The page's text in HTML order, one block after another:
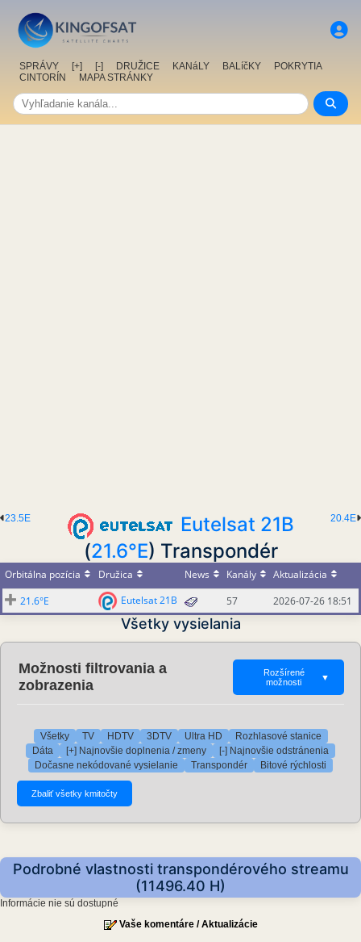
SPRÁVY [+] [-] DRUŽICE KANáLY BALíčKY
POKRYTIA
CINTORÍN
MAPA STRÁNKY
20.4E
23.5E
Eutelsat 21B
(21.6°E) Transpondér
Orbitálna pozícia Družica News Kanály
Aktualizácia
21.6°E
Eutelsat 21B 57 2026-07-26 18:51
Všetky vysielania
Možnosti filtrovania a
zobrazenia
Rozšírené
možnosti
▼
Všetky TV HDTV 3DTV Ultra HD
Rozhlasové stanice
Dáta
[+] Najnovšie doplnenia / zmeny
[-] Najnovšie odstránenia
Dočasne nekódované vysielanie
Transpondér Bitové rýchlosti
Podrobné vlastnosti transpondérového streamu
(11496.40 H)
Informácie nie sú dostupné
Vaše komentáre / Aktualizácie